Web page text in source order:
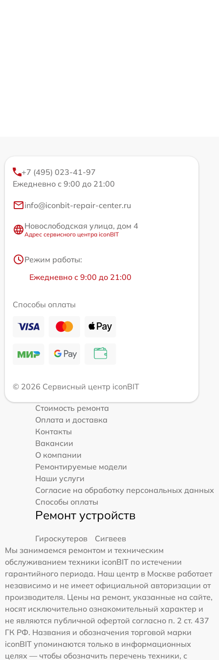
+7 (495) 023-41-97
Ежедневно с 9:00 до 21:00
info@iconbit-repair-center.ru
Новослободская улица, дом 4
Адрес сервисного центра iconBIT
Режим работы:
Ежедневно с 9:00 до 21:00
Способы оплаты
© 2026 Сервисный центр iconBIT
Стоимость ремонта
Оплата и доставка
Контакты
Вакансии
О компании
Ремонтируемые модели
Наши услуги
Согласие на обработку персональных данных
Способы оплаты
Ремонт устройств
Гироскутеров
Сигвеев
Мы занимаемся ремонтом и техническим
обслуживанием техники iconBIT по истечении
гарантийного периода. Наш центр в Москве работает
независимо и не имеет официальной авторизации от
производителя. Цены на ремонт, указанные на сайте,
носят исключительно ознакомительный характер и
не являются публичной офертой согласно п. 2 ст. 437
ГК РФ. Названия и обозначения торговой марки
iconBIT упоминаются только в информационных
целях — чтобы обозначить перечень техники, с